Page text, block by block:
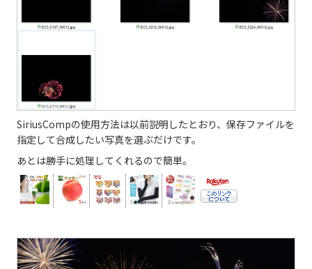
SiriusCompの使用方法は以前説明したとおり、保存ファイルを
指定して合成したい写真を選ぶだけです。
あとは勝手に処理してくれるので簡単。